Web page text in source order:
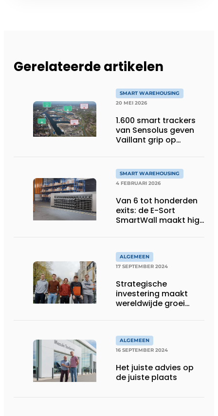
Gerelateerde artikelen
SMART WAREHOUSING
20 MEI 2026
1.600 smart trackers
van Sensolus geven
Vaillant grip op
SMART WAREHOUSING
4 FEBRUARI 2026
Van 6 tot honderden
exits: de E-Sort
SmartWall maakt high
ALGEMEEN
17 SEPTEMBER 2024
Strategische
investering maakt
wereldwijde groei
ALGEMEEN
16 SEPTEMBER 2024
Het juiste advies op
de juiste plaats